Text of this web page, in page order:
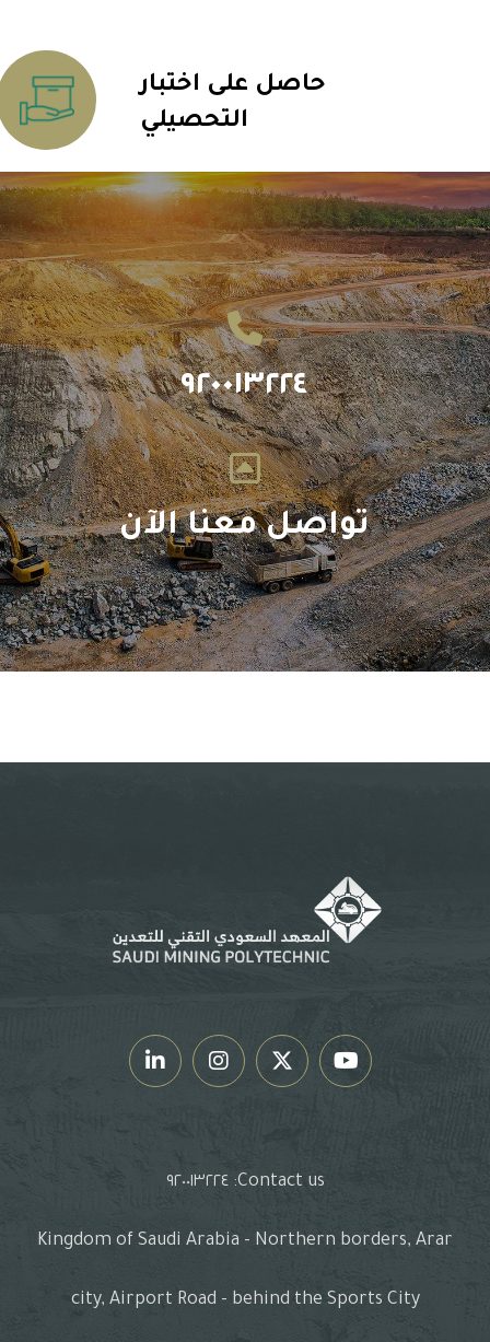
حاصل على اختبار
التحصيلي
٩٢٠٠١٣٢٢٤
تواصل معنا الآن
Contact us: ٩٢٠٠١٣٢٢٤
Kingdom of Saudi Arabia - Northern borders, Arar
city, Airport Road - behind the Sports City